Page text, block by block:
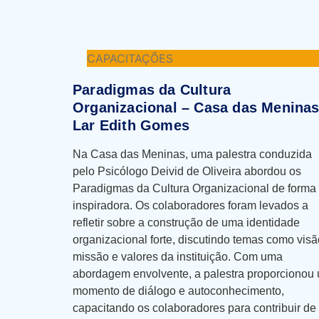
CAPACITAÇÕES
Paradigmas da Cultura
Organizacional – Casa das
Lar Edith Gomes
Na Casa das Meninas, uma palestra conduzida
pelo Psicólogo Deivid de Oliveira abordou os
Paradigmas da Cultura Organizacional de forma
inspiradora. Os colaboradores foram levados a
refletir sobre a construção de uma identidade
organizacional forte, discutindo temas como
missão e valores da instituição. Com uma
abordagem envolvente, a palestra proporcionou
momento de diálogo e autoconhecimento,
capacitando os colaboradores para contribuir de